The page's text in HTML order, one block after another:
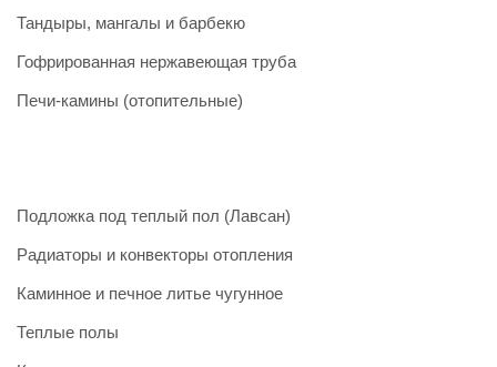
Тандыры, мангалы и барбекю
Гофрированная нержавеющая труба
Печи-камины (отопительные)
Подложка под теплый пол (Лавсан)
Радиаторы и конвекторы отопления
Каминное и печное литье чугунное
Теплые полы